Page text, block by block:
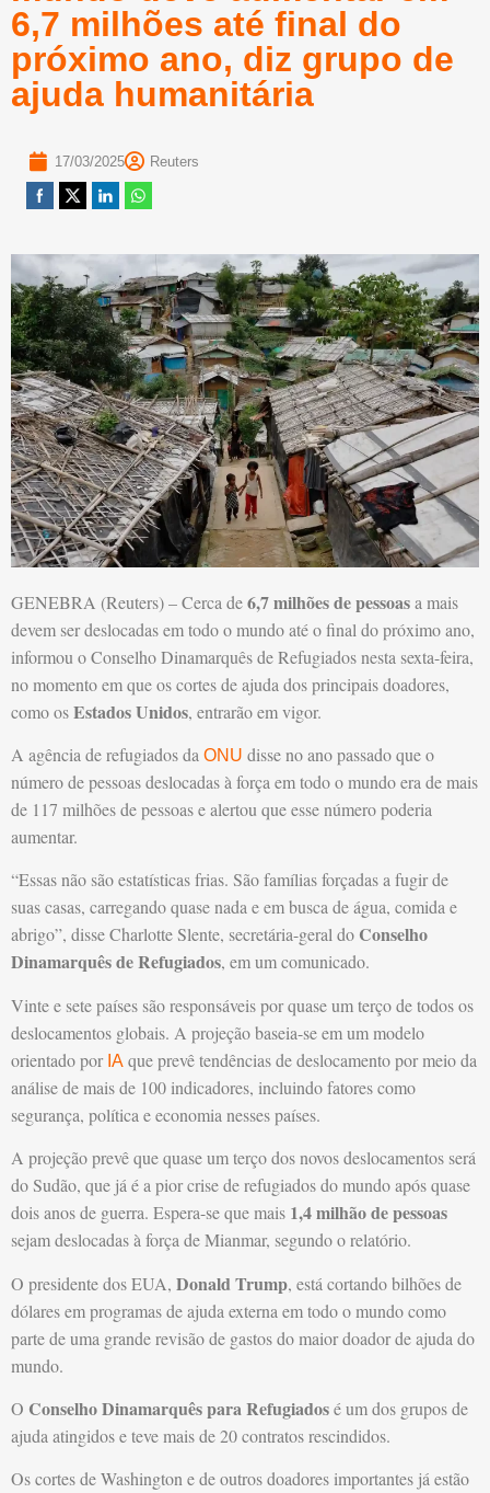
6,7 milhões até final do
próximo ano, diz grupo de
ajuda humanitária
17/03/2025 Reuters
GENEBRA (Reuters) – Cerca de6,7 milhões de pessoasa mais
devem ser deslocadas em todo o mundo até o final do próximo ano,
informou o Conselho Dinamarquês de Refugiados nesta sexta-feira,
no momento em que os cortes de ajuda dos principais doadores,
como osEstados Unidos, entrarão em vigor.
A agência de refugiados da ONU disse no ano passado que o
número de pessoas deslocadas à força em todo o mundo era de mais
de 117 milhões de pessoas e alertou que esse número poderia
aumentar.
“Essas não são estatísticas frias. São famílias forçadas a fugir de
suas casas, carregando quase nada e em busca de água, comida e
abrigo”, disse Charlotte Slente, secretária-geral do Conselho
Dinamarquês de Refugiados, em um comunicado.
Vinte e sete países são responsáveis por quase um terço de todos os
deslocamentos globais. A projeção baseia-se em um modelo
orientado por IA que prevê tendências de deslocamento por meio da
análise de mais de 100 indicadores, incluindo fatores como
segurança, política e economia nesses países.
A projeção prevê que quase um terço dos novos deslocamentos será
do Sudão, que já é a pior crise de refugiados do mundo após quase
dois anos de guerra. Espera-se que mais 1,4 milhão de pessoas
sejam deslocadas à força de Mianmar, segundo o relatório.
O presidente dos EUA, Donald Trump, está cortando bilhões de
dólares em programas de ajuda externa em todo o mundo como
parte de uma grande revisão de gastos do maior doador de ajuda do
mundo.
O Conselho Dinamarquês para Refugiadosé um dos grupos de
ajuda atingidos e teve mais de 20 contratos rescindidos.
Os cortes de Washington e de outros doadores importantes já estão